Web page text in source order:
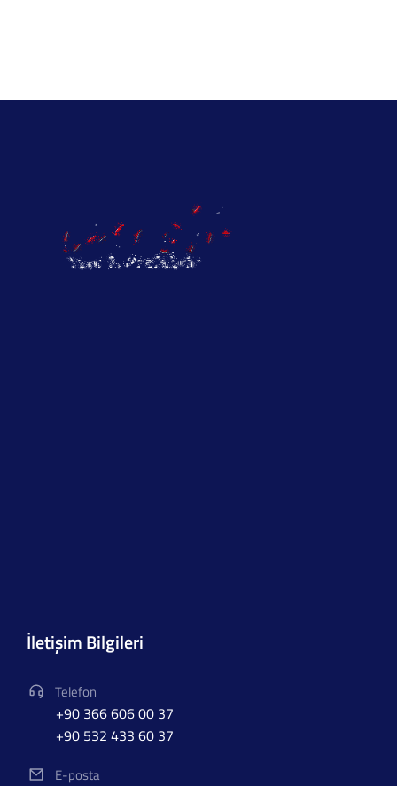
İletişim Bilgileri
Telefon
+90 366 606 00 37
+90 532 433 60 37
E-posta